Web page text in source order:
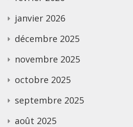
janvier 2026
décembre 2025
novembre 2025
octobre 2025
septembre 2025
août 2025